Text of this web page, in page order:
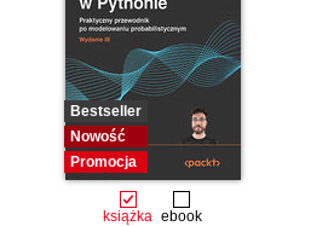
Bestseller
Nowość
Promocja
książka ebook